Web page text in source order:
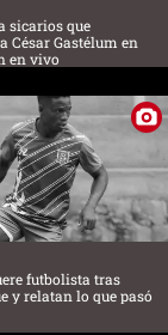
sicarios que
César Gastélum en
en vivo
futbolista tras
y relatan lo que pasó